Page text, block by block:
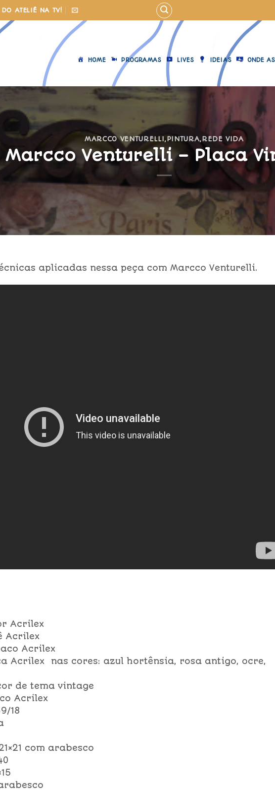
ATELIÊ NA TV!
HOME PROGRAMAS LIVES IDEIAS ONDE
MARCCO VENTURELLI,PINTURA,REDE VIDA
Marcco Venturelli – Placa
aplicadas nessa peça com Marcco Venturelli.
Acrilex
Acrilex
Acrilex
Acrilex nas cores: azul hortênsia, rosa antigo, ocre,
de tema vintage
Acrilex
18
com arabesco